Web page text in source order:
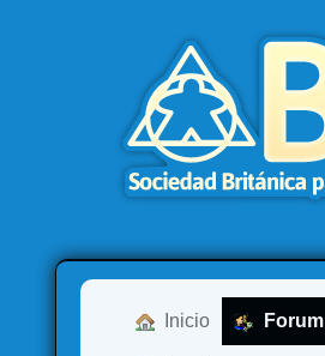
Inicio Forum